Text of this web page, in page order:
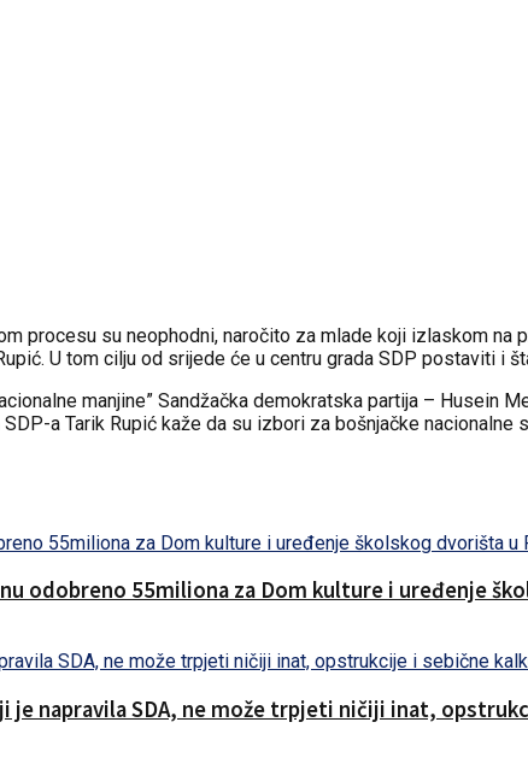
procesu su neophodni, naročito za mlade koji izlaskom na
U tom cilju od srijede će u centru grada SDP postaviti i
manjine” Sandžačka demokratska partija – Husein
a Tarik Rupić kaže da su izbori za bošnjačke
odobreno 55miliona za Dom kulture i uređenje
je napravila SDA, ne može trpjeti ničiji inat,